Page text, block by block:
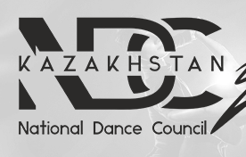
содержимому